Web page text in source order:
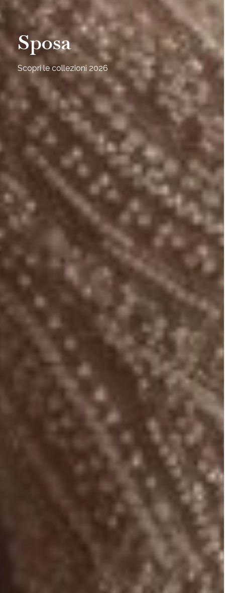
Sposa
Scopri le collezioni 2026